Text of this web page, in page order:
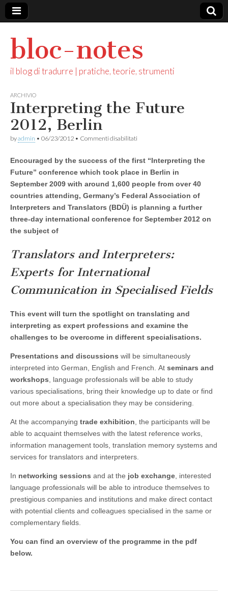
bloc-notes
il blog di tradurre | pratiche, teorie, strumenti
ARCHIVIO
Interpreting the Future
2012, Berlin
byadmin • 06/23/2012 • Commenti disabilitati
Future
2012,
Encouraged by the success of the first “Interpreting the
Future” conference which took place in Berlin in
September 2009 with around 1,600 people from over 40
countries attending, Germany’s Federal Association of
Interpreters and Translators (BDÜ) is planning a further
three-day international conference for September 2012 on
the subject of
Translators and Interpreters:
Experts for International
Communication in Specialised Fields
This event will turn the spotlight on translating and
interpreting as expert professions and examine the
challenges to be overcome in different specialisations.
Presentations and discussions will be simultaneously
interpreted into German, English and French. At seminars and
workshops , language professionals will be able to study
various specialisations, bring their knowledge up to date or find
out more about a specialisation they may be considering.
At the accompanying trade exhibition , the participants will be
able to acquaint themselves with the latest reference works,
information management tools, translation memory systems and
services for translators and interpreters.
In networking sessions and at the job exchange , interested
language professionals will be able to introduce themselves to
prestigious companies and institutions and make direct contact
with potential clients and colleagues specialised in the same or
complementary fields.
You can find an overview of the programme in the pdf
below.